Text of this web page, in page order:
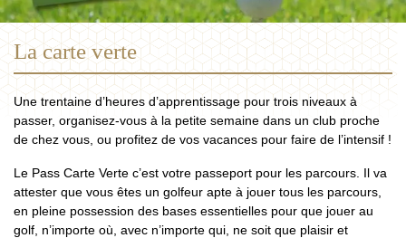
La carte verte
Une trentaine d’heures d’apprentissage pour trois niveaux à
passer, organisez-vous à la petite semaine dans un club proche
de chez vous, ou profitez de vos vacances pour faire de l’intensif !
Le Pass Carte Verte c’est votre passeport pour les parcours. Il va
attester que vous êtes un golfeur apte à jouer tous les parcours,
en pleine possession des bases essentielles pour que jouer au
golf, n’importe où, avec n’importe qui, ne soit que plaisir et